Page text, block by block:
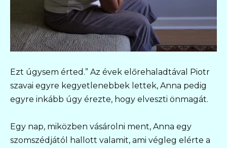
Ezt úgysem érted.” Az évek előrehaladtával Piotr
szavai egyre kegyetlenebbek lettek, Anna pedig
egyre inkább úgy érezte, hogy elveszti önmagát.
Egy nap, miközben vásárolni ment, Anna egy
szomszédjától hallott valamit, ami végleg elérte a